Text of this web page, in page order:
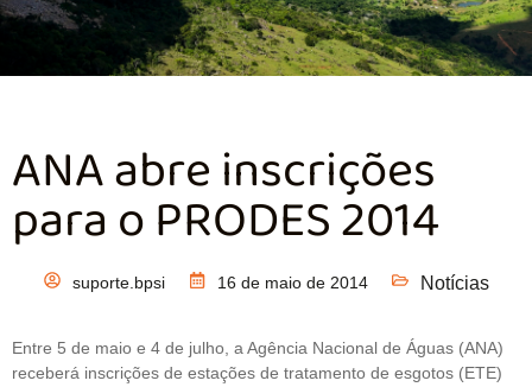
ANA abre inscrições
para o PRODES 2014
suporte.bpsi 16 de maio de 2014 Notícias
Entre 5 de maio e 4 de julho, a Agência Nacional de Águas (ANA)
receberá inscrições de estações de tratamento de esgotos (ETE)